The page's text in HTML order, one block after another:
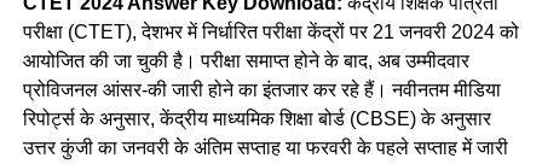
परीक्षा (CTET), देशभर में निर्धारित परीक्षा केंद्रों पर 21 जनवरी 2024 को
आयोजित की जा चुकी है। परीक्षा समाप्त होने के बाद, अब उम्मीदवार
प्रोविजनल आंसर-की जारी होने का इंतजार कर रहे हैं। नवीनतम मीडिया
रिपोर्ट्स के अनुसार, केंद्रीय माध्यमिक शिक्षा बोर्ड (CBSE) के अनुसार
उत्तर कुंजी का जनवरी के अंतिम सप्ताह या फरवरी के पहले सप्ताह में जारी